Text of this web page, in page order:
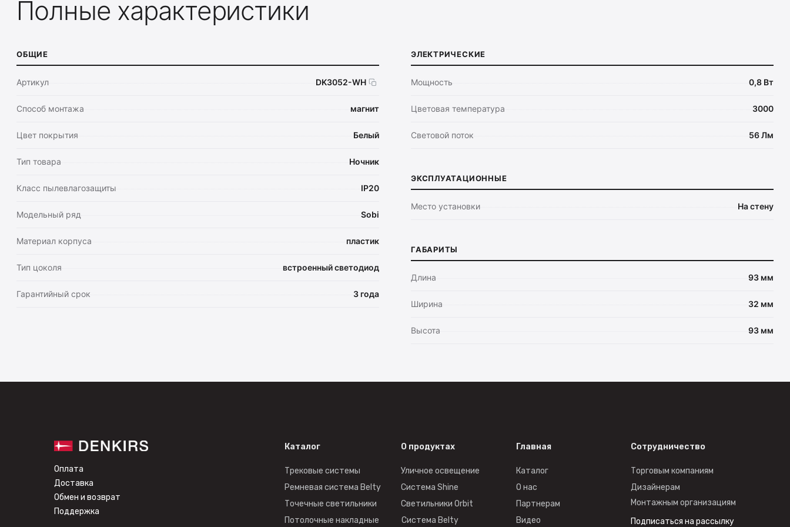
Полные характеристики
ОБЩИЕ
Артикул DK3052-WH
Способ монтажа магнит
Цвет покрытия Белый
Тип товара Ночник
Класс пылевлагозащиты IP20
Модельный ряд Sobi
Материал корпуса пластик
Тип цоколя встроенный светодиод
Гарантийный срок 3 года
ЭЛЕКТРИЧЕСКИЕ
Мощность 0,8 Вт
Цветовая температура 3000
Световой поток 56 Лм
ЭКСПЛУАТАЦИОННЫЕ
Место установки На стену
ГАБАРИТЫ
Длина 93 мм
Ширина 32 мм
Высота 93 мм
Трековые системы
Потолочные накладные
Ремневая система Belty
Точечные светильники
Каталог
Каталог
О нас
Партнерам
Монтажным организациям
Главная
Видео
О продуктах
Система Belty
Дизайнерам
Сотрудничество
Торговым компаниям
Обмен и возврат
Доставка
Оплата
Поддержка
Уличное освещение
Система Shine
Светильники Orbit
Подписаться на рассылку